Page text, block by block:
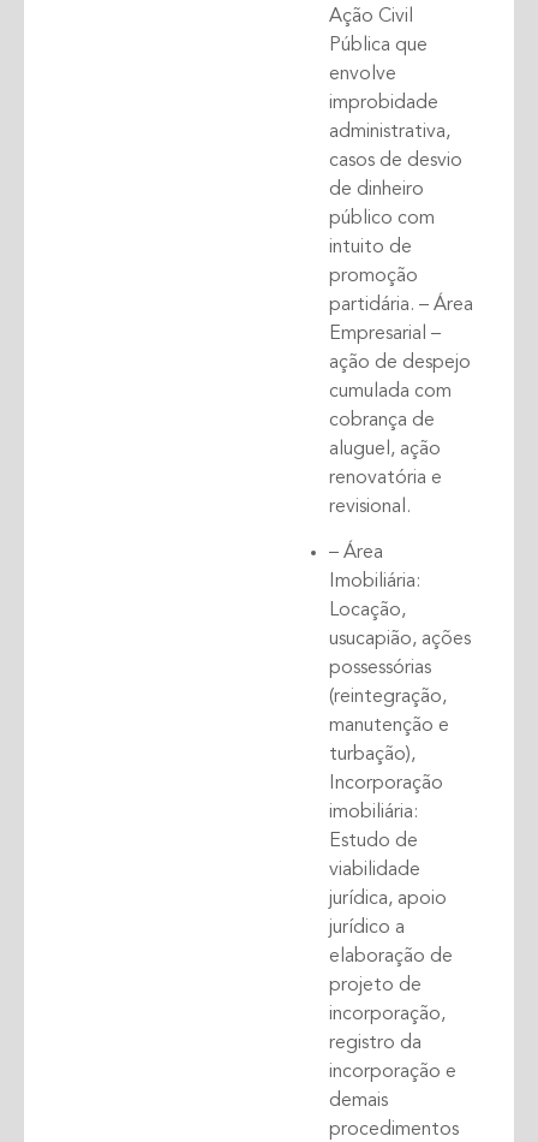
Ação Civil
Pública que
envolve
improbidade
administrativa,
casos de desvio
de dinheiro
público com
intuito de
promoção
partidária. – Área
Empresarial –
ação de despejo
cumulada com
cobrança de
aluguel, ação
renovatória e
revisional.
– Área
Imobiliária:
Locação,
usucapião, ações
possessórias
(reintegração,
manutenção e
turbação),
Incorporação
imobiliária:
Estudo de
viabilidade
jurídica, apoio
jurídico a
elaboração de
projeto de
incorporação,
registro da
incorporação e
demais
procedimentos